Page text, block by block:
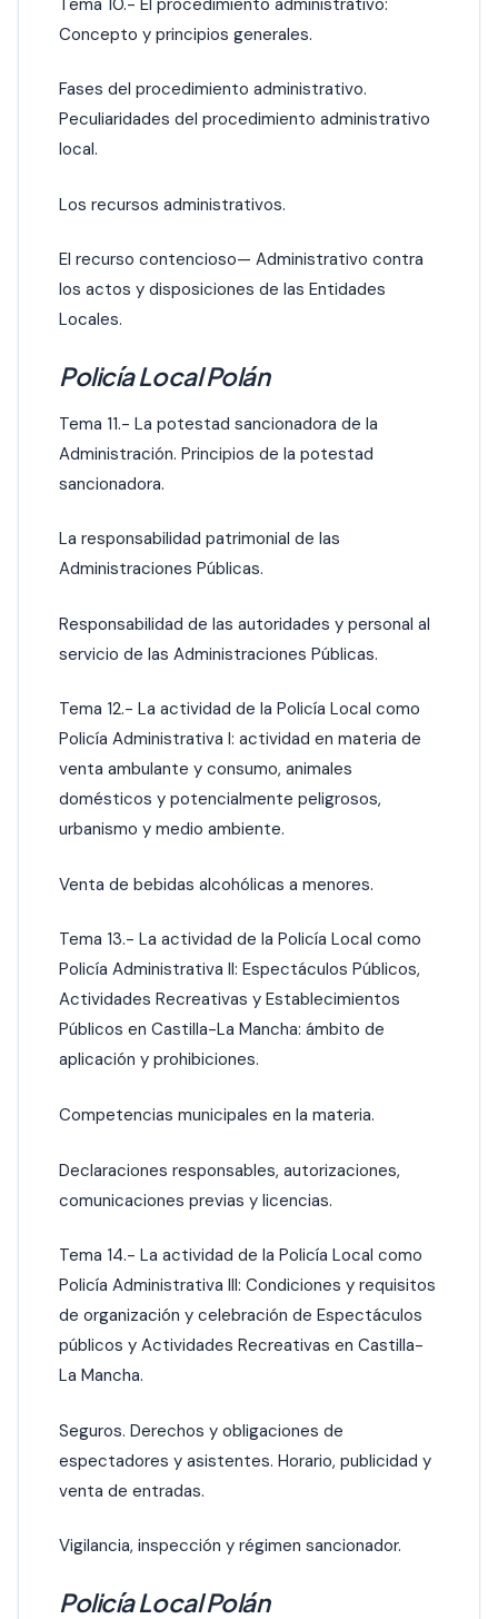
Concepto y principios generales.
Fases del procedimiento administrativo.
Peculiaridades del procedimiento administrativo
local.
Los recursos administrativos.
El recurso contencioso— Administrativo contra
los actos y disposiciones de las Entidades
Locales.
Policía Local Polán
Tema 11.- La potestad sancionadora de la
Administración. Principios de la potestad
sancionadora.
La responsabilidad patrimonial de las
Administraciones Públicas.
Responsabilidad de las autoridades y personal al
servicio de las Administraciones Públicas.
Tema 12.- La actividad de la Policía Local como
Policía Administrativa I: actividad en materia de
venta ambulante y consumo, animales
domésticos y potencialmente peligrosos,
urbanismo y medio ambiente.
Venta de bebidas alcohólicas a menores.
Tema 13.- La actividad de la Policía Local como
Policía Administrativa II: Espectáculos Públicos,
Actividades Recreativas y Establecimientos
Públicos en Castilla-La Mancha: ámbito de
aplicación y prohibiciones.
Competencias municipales en la materia.
Declaraciones responsables, autorizaciones,
comunicaciones previas y licencias.
Tema 14.- La actividad de la Policía Local como
Policía Administrativa III: Condiciones y requisitos
de organización y celebración de Espectáculos
públicos y Actividades Recreativas en Castilla-
La Mancha.
Seguros. Derechos y obligaciones de
espectadores y asistentes. Horario, publicidad y
venta de entradas.
Vigilancia, inspección y régimen sancionador.
Policía Local Polán